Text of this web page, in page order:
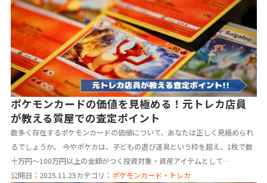
ポケモンカードの価値を見極める！元トレカ店員
が教える質屋での査定ポイント
数多く存在するポケモンカードの価値について、あなたは正しく見極められ
るでしょうか。 今やポケカは、子どもの遊び道具という枠を超え、1枚で数
十万円～100万円以上の金額がつく投資対象・資産アイテムとして…
公開日：2025.11.25カテゴリ： ポケモンカード・トレカ